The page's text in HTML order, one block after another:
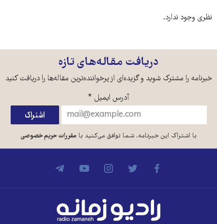
نظری وجود ندارد.
دریافت مقاله‌های تازه
خبرنامه را مشترک شوید و گزیده‌ای از پرخواننده‌ترین مقاله‌ها را دریافت کنید
آدرس ایمیل *
با اشتراک این خبرنامه، شما توافق می‌کنید بامقررات حریم خصوصی